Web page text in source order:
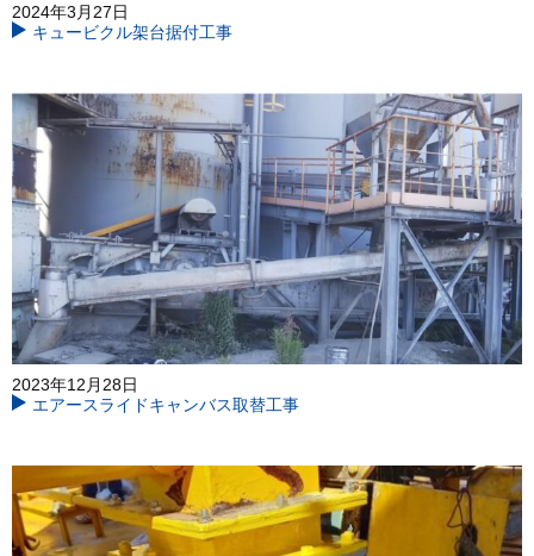
2024年3月27日
キュービクル架台据付工事
2023年12月28日
エアースライドキャンバス取替工事